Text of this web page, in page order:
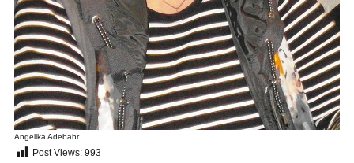
Angelika Adebahr
Post Views: 993